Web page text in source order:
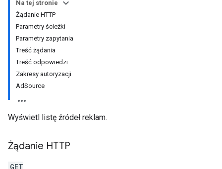
Na tej stronie
Żądanie HTTP
Parametry ścieżki
Parametry zapytania
Treść żądania
Treść odpowiedzi
Zakresy autoryzacji
AdSource
Wyświetl listę źródeł reklam.
Żądanie HTTP
GET